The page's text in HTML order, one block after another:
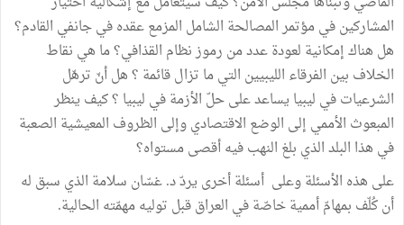
المشاركين في مؤتمر المصالحة الشامل المزمع عقده في جانفي القادم؟
هل هناك إمكانية لعودة عدد من رموز نظام القذافي؟ ما هي نقاط
الخلاف بين الفرقاء الليبيين التي ما تزال قائمة ؟ هل أنّ ترهّل
الشرعيات في ليبيا يساعد على حلّ الأزمة في ليبيا ؟ كيف ينظر
المبعوث الأممي إلى الوضع الاقتصادي وإلى الظروف المعيشية الصعبة
في هذا البلد الذي بلغ النهب فيه أقصى مستواه؟
على هذه الأسئلة وعلى أسئلة أخرى يردّ د. غسّان سلامة الذي سبق له
أن كُلّف بمهامّ أممية خاصّة في العراق قبل توليه مهمّته الحالية.